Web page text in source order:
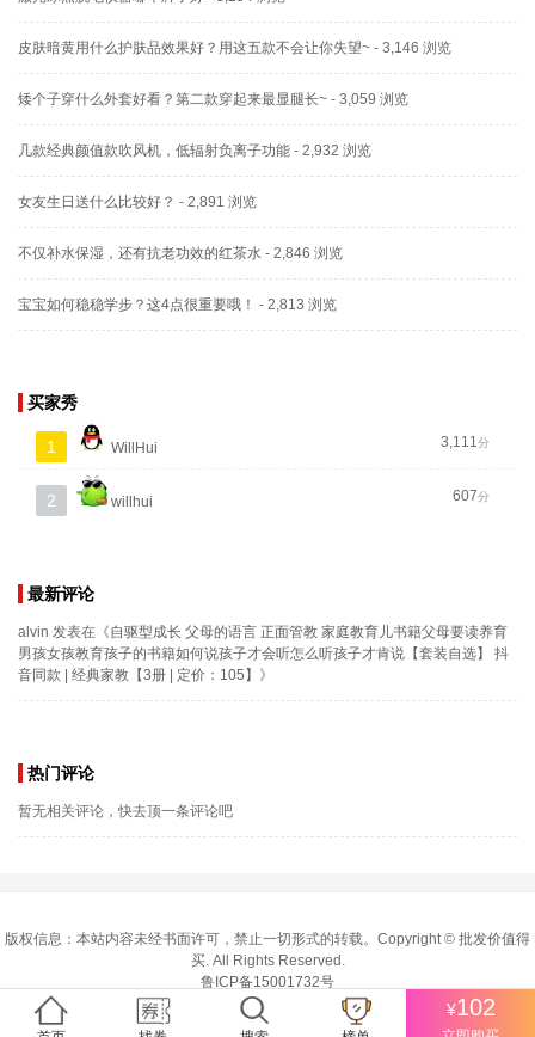
皮肤暗黄用什么护肤品效果好？用这五款不会让你失望~ - 3,146 浏览
矮个子穿什么外套好看？第二款穿起来最显腿长~ - 3,059 浏览
几款经典颜值款吹风机，低辐射负离子功能 - 2,932 浏览
女友生日送什么比较好？ - 2,891 浏览
不仅补水保湿，还有抗老功效的红茶水 - 2,846 浏览
宝宝如何稳稳学步？这4点很重要哦！ - 2,813 浏览
买家秀
1 WillHui 3,111分
2 willhui 607分
最新评论
alvin 发表在《自驱型成长 父母的语言 正面管教 家庭教育儿书籍父母要读养育
男孩女孩教育孩子的书籍如何说孩子才会听怎么听孩子才肯说【套装自选】 抖
音同款 | 经典家教【3册 | 定价：105】 》
热门评论
暂无相关评论，快去顶一条评论吧
版权信息：本站内容未经书面许可，禁止一切形式的转载。Copyright © 批发价值得
买. All Rights Reserved.
鲁ICP备15001732号
¥102